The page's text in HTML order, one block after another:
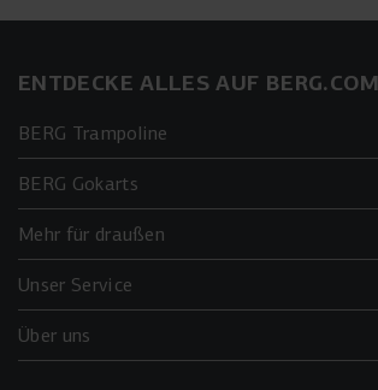
ENTDECKE ALLES AUF BERG.COM
BERG Trampoline
BERG Gokarts
Mehr für draußen
Unser Service
Über uns